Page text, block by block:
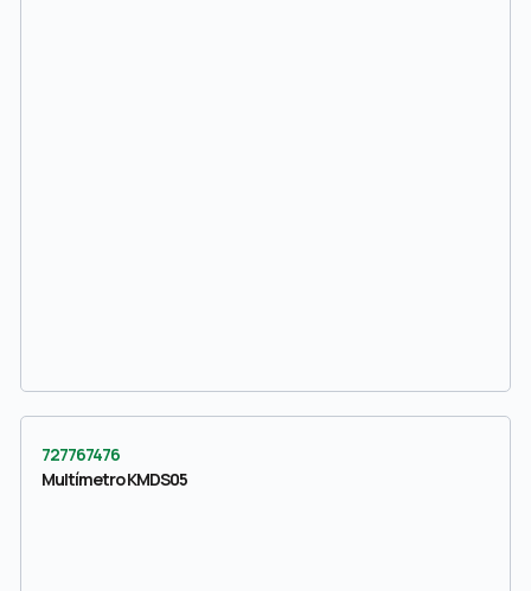
727767476
Multímetro KMDS05